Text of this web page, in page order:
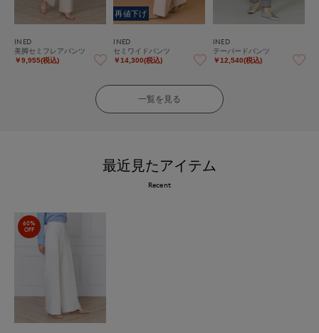
INED
美脚セミフレアパンツ
￥9,955(税込)
再値下げ
INED
セミワイドパンツ
￥14,300(税込)
INED
テーパードパンツ
￥12,540(税込)
一覧を見る
最近見たアイテム
Recent
60%
OFF